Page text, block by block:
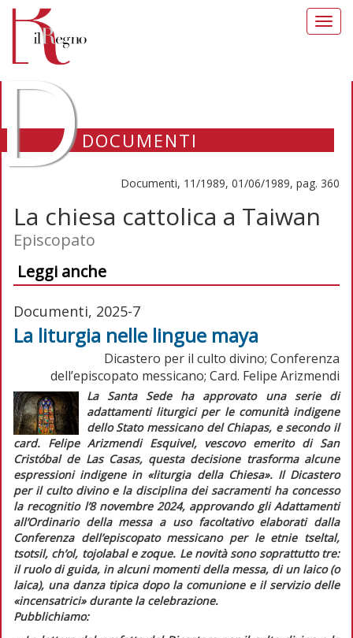
DOCUMENTI
Documenti, 11/1989, 01/06/1989, pag. 360
La chiesa cattolica a Taiwan
Episcopato
Leggi anche
Documenti, 2025-7
La liturgia nelle lingue maya
Dicastero per il culto divino; Conferenza
dell’episcopato messicano; Card. Felipe Arizmendi
La Santa Sede ha approvato una serie di
adattamenti liturgici per le comunità indigene
dello Stato messicano del Chiapas, e secondo il
card. Felipe Arizmendi Esquivel, vescovo emerito di San
Cristóbal de Las Casas, questa decisione trasforma alcune
espressioni indigene in «liturgia della Chiesa». Il Dicastero
per il culto divino e la disciplina dei sacramenti ha concesso
la recognitiol’8 novembre 2024, approvando gliAdattamenti
all’Ordinario della messa a uso facoltativoelaborati dalla
Conferenza dell’episcopato messicano per le etnie tseltal,
tsotsil, ch’ol, tojolabalezoque. Le novità sono soprattutto tre:
il ruolo di guida, in alcuni momenti della messa, di un laico (o
laica), una danza tipica dopo la comunione e il servizio delle
«incensatrici» durante la celebrazione.
Pubblichiamo: